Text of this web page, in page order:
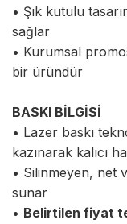
• Şık kutulu
sağlar
• Kurumsal
bir üründür
BASKI BİLGİSİ
• Lazer baskı
kazınarak kalıcı
• Silinmeyen, net
sunar
• Belirtilen fiyat